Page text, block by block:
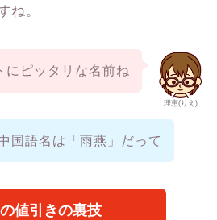
ね。
理恵(りえ)
にピッタリな名前ね
国語名は「雨燕」だって
値引きの裏技